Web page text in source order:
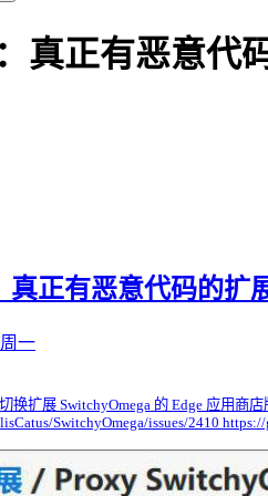
真正有恶意代
真正有恶意代码的扩
一
换扩展 SwitchyOmega 的 Edge 应用商
SwitchyOmega/issues/2410